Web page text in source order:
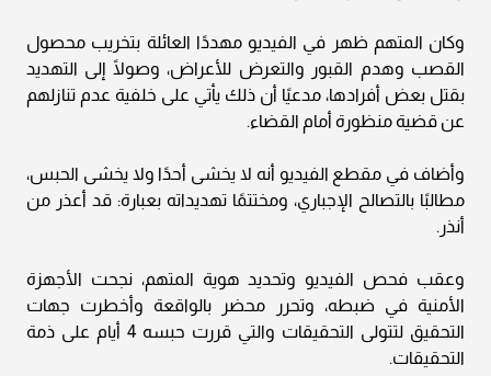
وكان المتهم ظهر في الفيديو مهددًا العائلة بتخريب محصول
القصب وهدم القبور والتعرض للأعراض، وصولًا إلى التهديد
بقتل بعض أفرادها، مدعيًا أن ذلك يأتي على خلفية عدم تنازلهم
عن قضية منظورة أمام القضاء.
وأضاف في مقطع الفيديو أنه لا يخشى أحدًا ولا يخشى الحبس،
مطالبًا بالتصالح الإجباري، ومختتمًا تهديداته بعبارة: قد أعذر من
أنذر.
وعقب فحص الفيديو وتحديد هوية المتهم، نجحت الأجهزة
الأمنية في ضبطه، وتحرر محضر بالواقعة وأخطرت جهات
التحقيق لتتولى التحقيقات والتي قررت حبسه 4 أيام على ذمة
التحقيقات.